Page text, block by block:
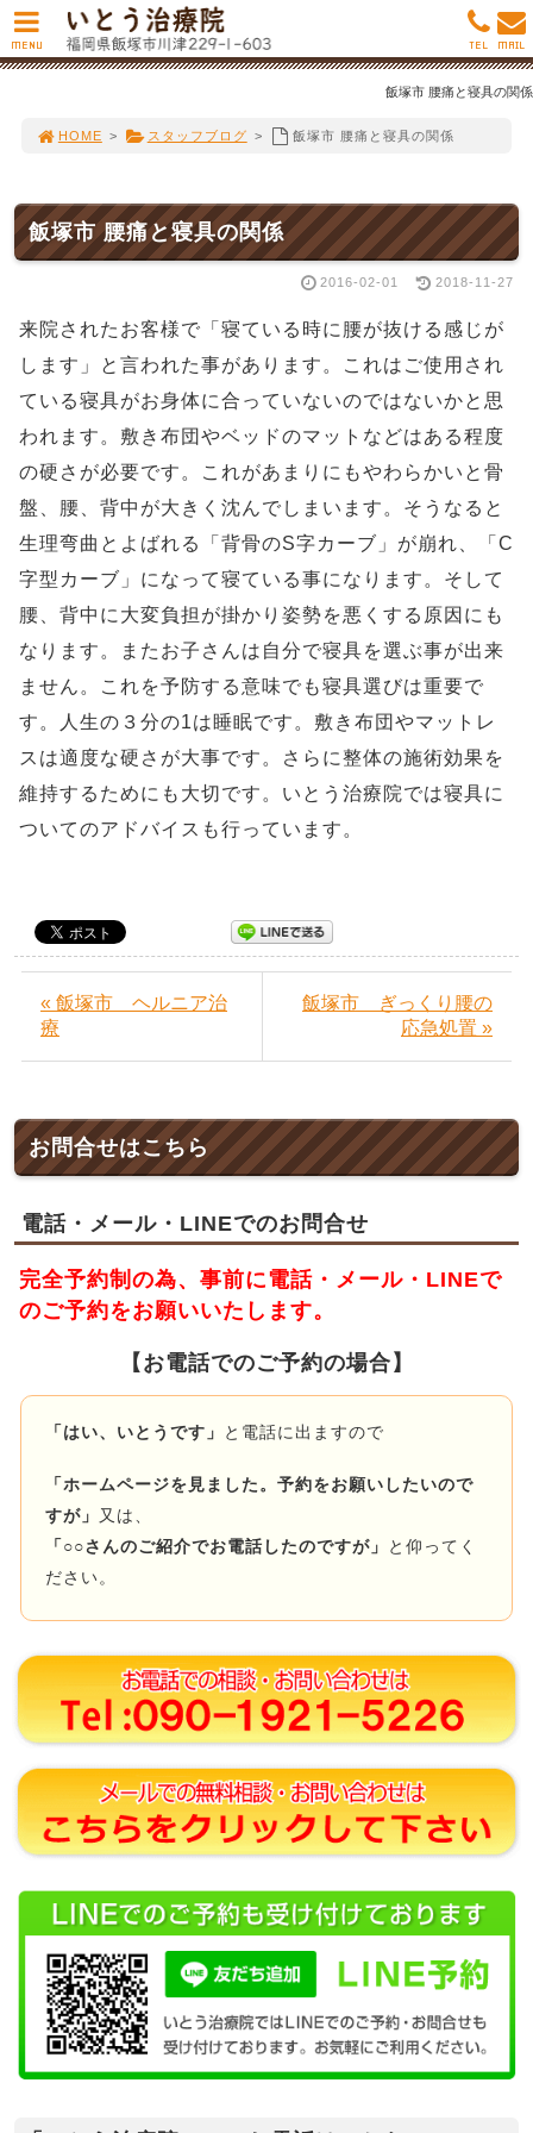
飯塚市 腰痛と寝具の関係
HOME > スタッフブログ > 飯塚市 腰痛と寝具の関係
飯塚市 腰痛と寝具の関係
2016-02-01 2018-11-27
来院されたお客様で「寝ている時に腰が抜ける感じが
します」と言われた事があります。これはご使用され
ている寝具がお身体に合っていないのではないかと思
われます。敷き布団やベッドのマットなどはある程度
の硬さが必要です。これがあまりにもやわらかいと骨
盤、腰、背中が大きく沈んでしまいます。そうなると
生理弯曲とよばれる「背骨のS字カーブ」が崩れ、「C
字型カーブ」になって寝ている事になります。そして
腰、背中に大変負担が掛かり姿勢を悪くする原因にも
なります。またお子さんは自分で寝具を選ぶ事が出来
ません。これを予防する意味でも寝具選びは重要で
す。人生の３分の1は睡眠です。敷き布団やマットレ
スは適度な硬さが大事です。さらに整体の施術効果を
維持するためにも大切です。いとう治療院では寝具に
ついてのアドバイスも行っています。
« 飯塚市 ヘルニア治
療
飯塚市 ぎっくり腰の
応急処置 »
お問合せはこちら
電話・メール・LINEでのお問合せ
完全予約制の為、事前に電話・メール・LINEで
のご予約をお願いいたします。
【お電話でのご予約の場合】
「はい、いとうです」 と電話に出ますので
「ホームページを見ました。予約をお願いしたいので
すが」
又は、
「○○さんのご紹介でお電話したのですが」
と仰ってく
ださい。
MENU MAIL
TEL